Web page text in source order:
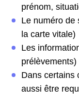
prénom,
Le numéro de
la carte vitale)
Les
prélèvements)
Dans certains
aussi être